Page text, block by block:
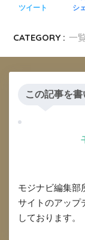
ツイート シ
CATEGORY : 一
この記事を書
モジナビ編集部
サイトのアップ
しております。